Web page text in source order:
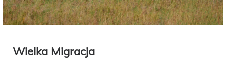
Wielka Migracja